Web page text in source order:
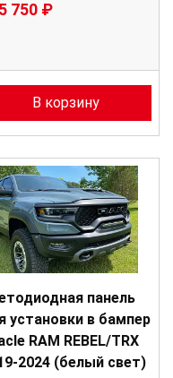
750 ₽
В корзину
панель
установки в бампер
RAM REBEL/TRX
2024 (белый свет)